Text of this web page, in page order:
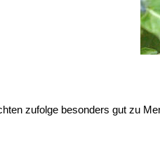
zufolge besonders gut zu